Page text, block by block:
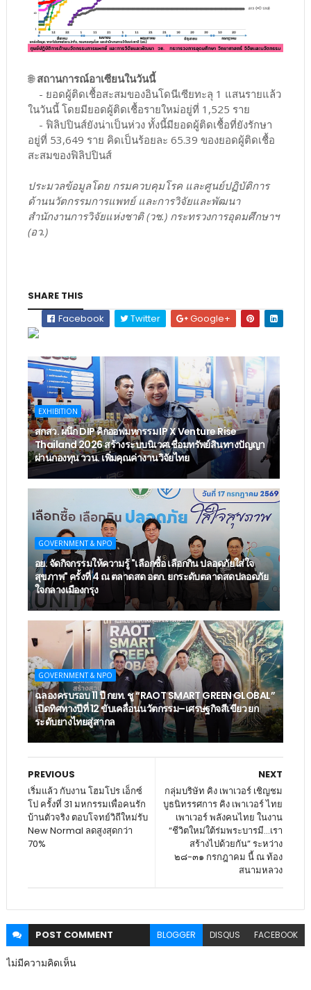
🌐สถานการณ์อาเซียนในวันนี้
- ยอดผู้ติดเชื้อสะสมของอินโดนีเซียทะลุ 1 แสนรายแล้ว
ในวันนี้ โดยมียอดผู้ติดเชื้อรายใหม่อยู่ที่ 1,525 ราย
- ฟิลิปปินส์ยังน่าเป็นห่วง ทั้งนี้มียอดผู้ติดเชื้อที่ยังรักษา
อยู่ที่ 53,649 ราย คิดเป็นร้อยละ 65.39 ของยอดผู้ติดเชื้อ
สะสมของฟิลิปปินส์
ประมวลข้อมูลโดย กรมควบคุมโรค และศูนย์ปฏิบัติการ
ด้านนวัตกรรมการแพทย์ และการวิจัยและพัฒนา
สำนักงานการวิจัยแห่งชาติ (วช.) กระทรวงการอุดมศึกษาฯ
(อว.)
SHARE THIS
Facebook
Twitter Google+
EXHIBITION
สกสว. ผนึก DIP คิกออฟมหกรรม IP X Venture Rise
Thailand 2026 สร้างระบบนิเวศเชื่อมทรัพย์สินทางปัญญา
ผ่านกองทุน ววน. เพิ่มคุณค่างานวิจัยไทย
GOVERNMENT & NPO
อย. จัดกิจกรรมให้ความรู้ "เลือกซื้อ เลือกกิน ปลอดภัยใส่ใจ
สุขภาพ" ครั้งที่ 4 ณ ตลาดสด อตก. ยกระดับตลาดสดปลอดภัย
ใจกลางเมืองกรุง
GOVERNMENT & NPO
ฉลองครบรอบ 11 ปี กยท. ชู “RAOT SMART GREEN GLOBAL”
เปิดทิศทางปีที่ 12 ขับเคลื่อนนวัตกรรม–เศรษฐกิจสีเขียว ยก
ระดับยางไทยสู่สากล
NEXT
กลุ่มบริษัท คิง เพาเวอร์ เชิญชม
บูธนิทรรศการ คิง เพาเวอร์ ไทย
เพาเวอร์ พลังคนไทย ในงาน
“ชีวิตใหม่ใต้ร่มพระบารมี...เรา
สร้างไปด้วยกัน” ระหว่าง
๒๘-๓๑ กรกฎาคม นี้ ณ ท้อง
สนามหลวง
PREVIOUS
เริ่มแล้ว กับงาน โฮมโปร เอ็กซ์
โป ครั้งที่ 31 มหกรรมเพื่อคนรัก
บ้านตัวจริง ตอบโจทย์วิถีใหม่รับ
New Normal ลดสูงสุดกว่า
70%
POST COMMENT BLOGGER DISQUS FACEBOOK
ไม่มีความคิดเห็น